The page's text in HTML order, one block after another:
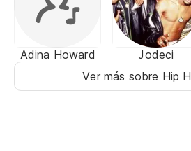
Adina Howard Jodeci
Ver más sobre Hip